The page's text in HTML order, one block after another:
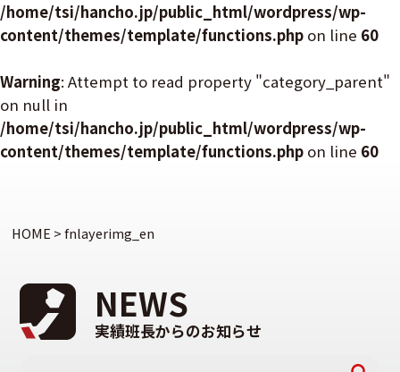
/home/tsi/hancho.jp/public_html/wordpress/wp-
content/themes/template/functions.php on line 60
Warning: Attempt to read property "category_parent"
on null in
/home/tsi/hancho.jp/public_html/wordpress/wp-
content/themes/template/functions.php on line 60
HOME >fnlayerimg_en
NEWS
実績班長からのお知らせ